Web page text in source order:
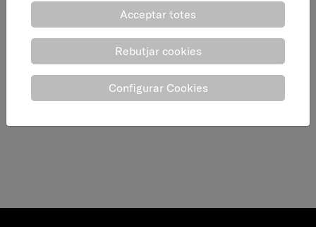
AFEGEIX 24,95 €
Acceptar totes
Rebutjar cookies
Configurar Cookies